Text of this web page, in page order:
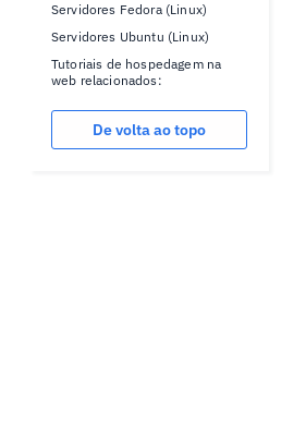
Servidores Fedora (Linux)
Servidores Ubuntu (Linux)
Tutoriais de hospedagem na
web relacionados:
De volta ao topo